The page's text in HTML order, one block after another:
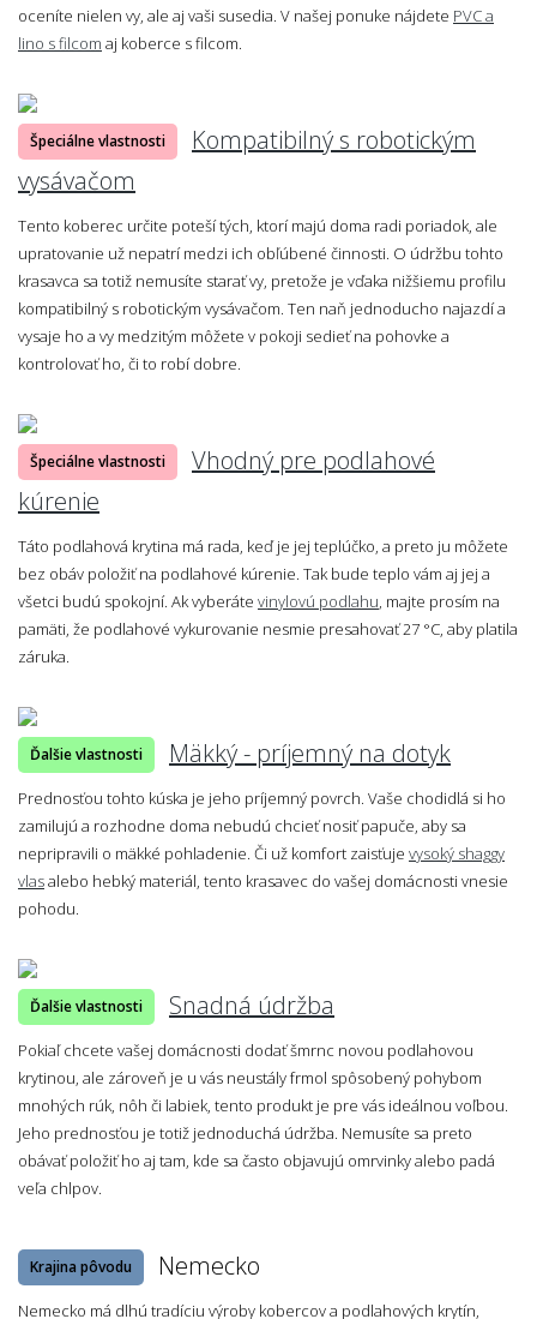
oceníte nielen vy, ale aj vaši susedia. V našej ponuke nájdete PVC a
lino s filcom aj koberce s filcom.
Špeciálne vlastnosti
Kompatibilný s robotickým
vysávačom
Tento koberec určite poteší tých, ktorí majú doma radi poriadok, ale
upratovanie už nepatrí medzi ich obľúbené činnosti. O údržbu tohto
krasavca sa totiž nemusíte starať vy, pretože je vďaka nižšiemu profilu
kompatibilný s robotickým vysávačom. Ten naň jednoducho najazdí a
vysaje ho a vy medzitým môžete v pokoji sedieť na pohovke a
kontrolovať ho, či to robí dobre.
Špeciálne vlastnosti
Vhodný pre podlahové
kúrenie
Táto podlahová krytina má rada, keď je jej teplúčko, a preto ju môžete
bez obáv položiť na podlahové kúrenie. Tak bude teplo vám aj jej a
všetci budú spokojní. Ak vyberáte vinylovú podlahu , majte prosím na
pamäti, že podlahové vykurovanie nesmie presahovať 27 °C, aby platila
záruka.
Ďalšie vlastnosti Mäkký - príjemný na dotyk
Prednosťou tohto kúska je jeho príjemný povrch. Vaše chodidlá si ho
zamilujú a rozhodne doma nebudú chcieť nosiť papuče, aby sa
nepripravili o mäkké pohladenie. Či už komfort zaisťuje vysoký shaggy
vlasalebo hebký materiál, tento krasavec do vašej domácnosti vnesie
pohodu.
Ďalšie vlastnosti Snadná údržba
Pokiaľ chcete vašej domácnosti dodať šmrnc novou podlahovou
krytinou, ale zároveň je u vás neustály frmol spôsobený pohybom
mnohých rúk, nôh či labiek, tento produkt je pre vás ideálnou voľbou.
Jeho prednosťou je totiž jednoduchá údržba. Nemusíte sa preto
obávať položiť ho aj tam, kde sa často objavujú omrvinky alebo padá
veľa chlpov.
Krajina pôvodu Nemecko
Nemecko má dlhú tradíciu výroby kobercov a podlahových krytín,